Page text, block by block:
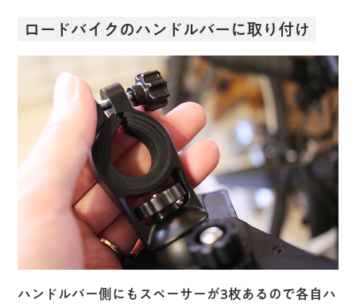
ロードバイクのハンドルバーに取り付け
ハンドルバー側にもスペーサーが3枚あるので各自ハ